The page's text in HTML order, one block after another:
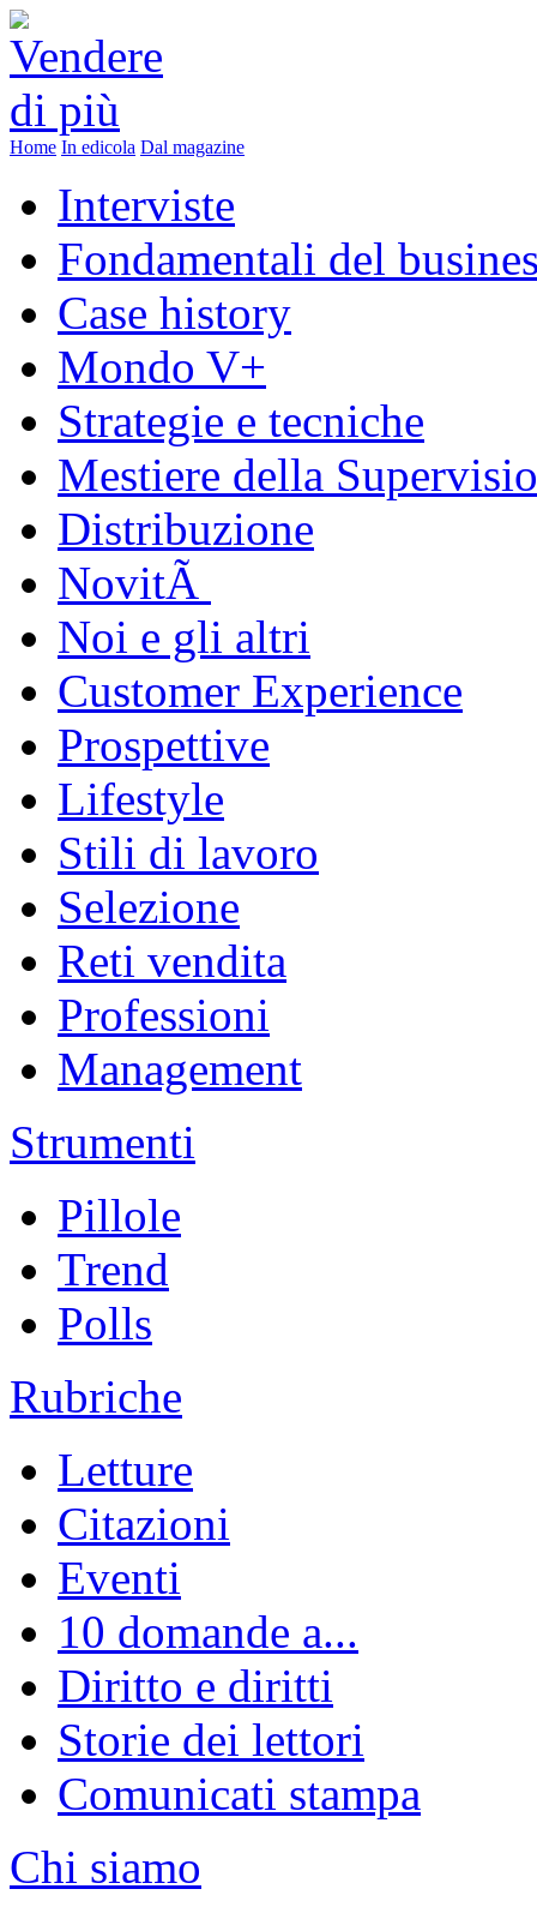
Home In edicola Dal magazine
Interviste
Fondamentali del
Case history
Mondo V+
Strategie e tecniche
Mestiere della
Distribuzione
NovitÃ
Noi e gli altri
Customer Experience
Prospettive
Lifestyle
Stili di lavoro
Selezione
Reti vendita
Professioni
Management
Strumenti
Pillole
Trend
Polls
Rubriche
Letture
Citazioni
Eventi
10 domande a...
Diritto e diritti
Storie dei lettori
Comunicati stampa
Chi siamo